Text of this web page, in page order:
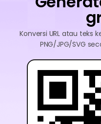
Konversi URL atau teks
PNG/JPG/SVG